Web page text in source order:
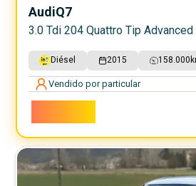
AudiQ7
3.0 Tdi 204 Quattro Tip
Diésel 2015 158.000
Vendido por particular